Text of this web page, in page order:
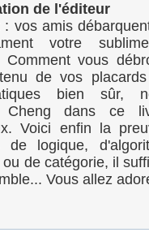
de l'éditeur
: vos amis
votre
Comment vous
de vos
bien sûr,
Cheng dans ce
Voici enfin la
de logique,
ou de catégorie, il
Vous allez